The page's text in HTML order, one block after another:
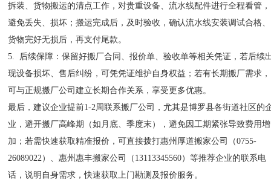
拆装、货物搬运的清点工作，对贵重设备、流水线配件进行全程看管，
避免丢失、损坏；搬运完成后，及时验收，确认流水线安装调试合格、
货物完好无损后，再支付尾款。
5. 后续保障：保留好搬厂合同、报价单、验收单等相关凭证，若后续
现设备损坏、售后纠纷，可凭凭证维护自身权益；若有长期搬厂需求，
可与正规搬厂公司建立长期合作关系，享受更多优惠。
最后，建议企业提前1-2周联系搬厂公司，尤其是博罗县各街道社区的
业，避开搬厂高峰期（如月底、季度末），避免因工期紧张导致费用增
加；若需快速获取精准报价，可直接拨打惠州厚道搬家公司（0755-
26089022）、惠州惠丰搬家公司（13113345560）等推荐企业的联系电
话，说明自身需求，快速获取上门勘测及报价服务。